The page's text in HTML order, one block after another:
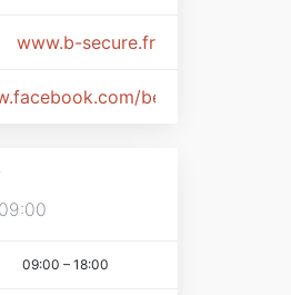
www.b-secure.fr
besecure.fr
09:00 – 18:00